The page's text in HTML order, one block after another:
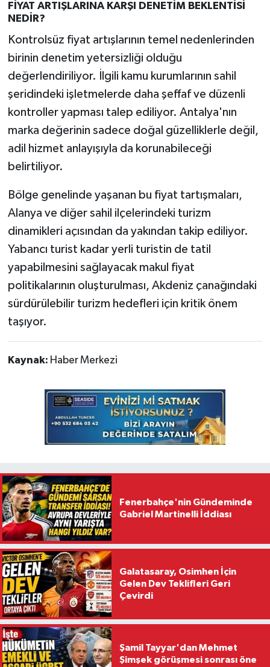
FİYAT ARTIŞLARINA KARŞI DENETİM BEKLENTİSİ
NEDİR?
Kontrolsüz fiyat artışlarının temel nedenlerinden
birinin denetim yetersizliği olduğu
değerlendiriliyor. İlgili kamu kurumlarının sahil
şeridindeki işletmelerde daha şeffaf ve düzenli
kontroller yapması talep ediliyor. Antalya'nın
marka değerinin sadece doğal güzelliklerle değil,
adil hizmet anlayışıyla da korunabileceği
belirtiliyor.
Bölge genelinde yaşanan bu fiyat tartışmaları,
Alanya ve diğer sahil ilçelerindeki turizm
dinamikleri açısından da yakından takip ediliyor.
Yabancı turist kadar yerli turistin de tatil
yapabilmesini sağlayacak makul fiyat
politikalarının oluşturulması, Akdeniz çanağındaki
sürdürülebilir turizm hedefleri için kritik önem
taşıyor.
Kaynak: Haber Merkezi
Fenerbahçe'nin Gündeminde
Gabriel Martinelli İddiası
Galatasaray, Osimhen İçin
Gelen Dev Teklifleri Geri
Çevirdi
Şamil Tayyar'dan Mehmet
Şimşek görüşmesi sonrası öne